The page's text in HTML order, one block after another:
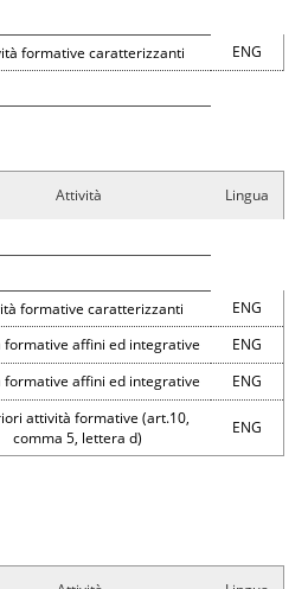
formative caratterizzanti ENG
Attività Lingua
formative caratterizzanti ENG
formative affini ed integrative ENG
formative affini ed integrative ENG
attività formative (art.10,
comma 5, lettera d)
ENG